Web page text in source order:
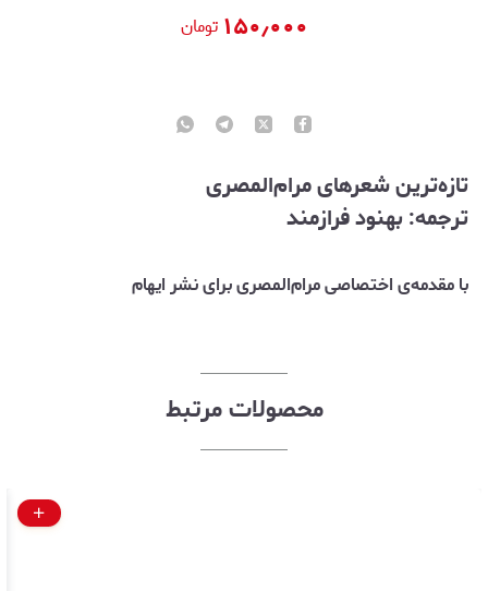
۱۵۰٫۰۰۰ تومان
تازه‌ترین شعرهای مرام‌المصری
ترجمه: بهنود فرازمند
با مقدمه‌ی اختصاصی مرام‌المصری برای نشر ایهام
محصولات مرتبط